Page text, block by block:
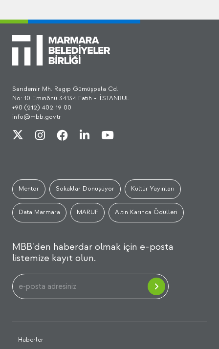
Sarıdemir Mh. Ragıp Gümüşpala Cd.
No: 10 Eminönü 34134 Fatih - İSTANBUL
+90 (212) 402 19 00
info@mbb.gov.tr
Mentor Sokaklar Dönüşüyor Kültür Yayınları
Data Marmara MARUF Altın Karınca Ödülleri
MBB'den haberdar olmak için e-posta
listemize kayıt olun.
Haberler